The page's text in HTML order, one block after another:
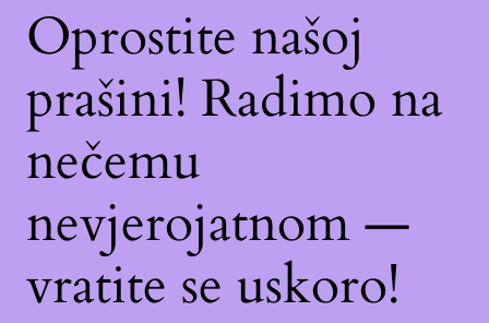
Oprostite našoj
prašini! Radimo na
nečemu
nevjerojatnom —
vratite se uskoro!